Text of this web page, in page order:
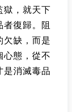
獄，就天下
復歸。阻
欠缺，而是
心態，從不
是消滅毒品